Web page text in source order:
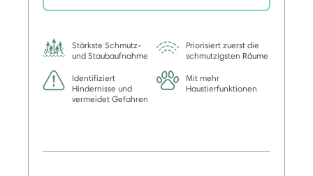
selected
Stärkste Schmutz-
und Staubaufnahme
Priorisiert zuerst die
schmutzigsten Räume
Identifiziert
Hindernisse und
vermeidet Gefahren
Mit mehr
Haustierfunktionen